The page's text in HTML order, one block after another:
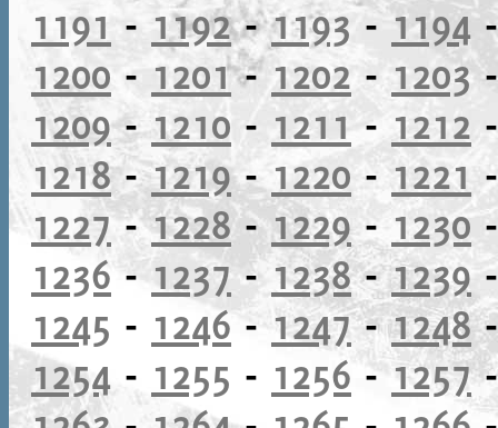
1191 - 1192-1193-1194
1200 - 1201-1202- 1203
1209-1210 - 1211- 1212
1218-1219-1220- 1221
1227-1228-1229- 1230
1236-1237- 1238-1239
1245 - 1246-1247-1248
1254 - 1255 - 1256 -1257